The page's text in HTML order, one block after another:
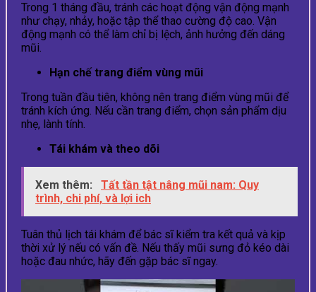
Trong 1 tháng đầu, tránh các hoạt động vận động mạnh
như chạy, nhảy, hoặc tập thể thao cường độ cao. Vận
động mạnh có thể làm chỉ bị lệch, ảnh hưởng đến dáng
mũi.
Hạn chế trang điểm vùng mũi
Trong tuần đầu tiên, không nên trang điểm vùng mũi để
tránh kích ứng. Nếu cần trang điểm, chọn sản phẩm dịu
nhẹ, lành tính.
Tái khám và theo dõi
Xem thêm:
Tất tần tật nâng mũi nam: Quy
trình, chi phí, và lợi ich
Tuân thủ lịch tái khám để bác sĩ kiểm tra kết quả và kịp
thời xử lý nếu có vấn đề. Nếu thấy mũi sưng đỏ kéo dài
hoặc đau nhức, hãy đến gặp bác sĩ ngay.